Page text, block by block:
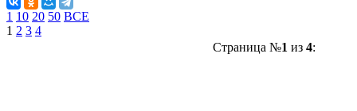
1 10 20 50 ВСЕ
1 2 3 4
Страница №1 из 4: